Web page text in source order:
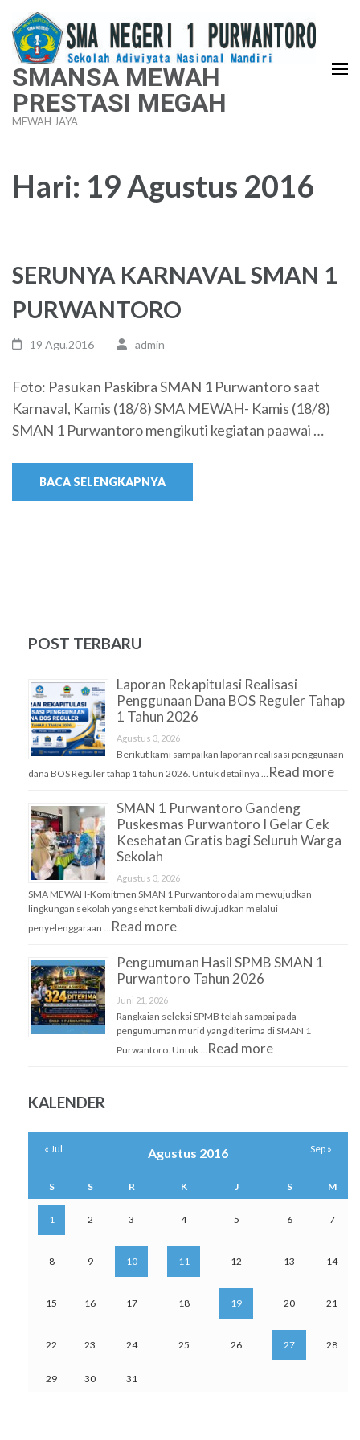
Lompat
ke
konten
(Tekan
Enter)
SMANSA MEWAH
PRESTASI MEGAH
MEWAH JAYA
Hari: 19 Agustus 2016
SERUNYA KARNAVAL SMAN 1
PURWANTORO
19 Agu,2016 admin
Foto: Pasukan Paskibra SMAN 1 Purwantoro saat
Karnaval, Kamis (18/8) SMA MEWAH- Kamis (18/8)
SMAN 1 Purwantoro mengikuti kegiatan paawai …
BACA SELENGKAPNYA
POST TERBARU
Laporan Rekapitulasi Realisasi
Penggunaan Dana BOS Reguler Tahap
1 Tahun 2026
Agustus 3, 2026
Berikut kami sampaikan laporan realisasi penggunaan
dana BOS Reguler tahap 1 tahun 2026. Untuk detailnya …
Read more
SMAN 1 Purwantoro Gandeng
Puskesmas Purwantoro I Gelar Cek
Kesehatan Gratis bagi Seluruh Warga
Sekolah
Agustus 3, 2026
SMA MEWAH-Komitmen SMAN 1 Purwantoro dalam mewujudkan
lingkungan sekolah yang sehat kembali diwujudkan melalui
penyelenggaraan …
Read more
Pengumuman Hasil SPMB SMAN 1
Purwantoro Tahun 2026
Juni 21, 2026
Rangkaian seleksi SPMB telah sampai pada
pengumuman murid yang diterima di SMAN 1
Purwantoro. Untuk …
Read more
KALENDER
Agustus 2016
S S R K J S M
1 2 3 4 5 6 7
8 9 10 11 12 13 14
15 16 17 18 19 20 21
22 23 24 25 26 27 28
29 30 31
« Jul Sep »